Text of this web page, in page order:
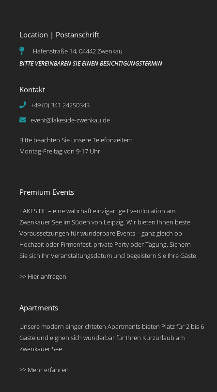
Location | Postanschrift
Hafenstraße 14, 04442 Zwenkau
BITTE VEREINBAREN SIE EINEN BESICHTIGUNGSTERMIN
Kontakt
+49 (0) 341 24250343
event@lakeside-zwenkau.de
Bitte beachten Sie unsere Telefonzeiten:
Montag-Freitag von 9-17 Uhr
Premium Events
LAKESIDE – eine wahrhaft einzigartige Eventlocation am
Zwenkauer See im Süden von Leipzig. Wir bieten Ihnen beste
Voraussetzungen für wunderbare Events – ganz gleich ob
Hochzeit oder Firmenfest, private Party oder Tagung. Sichern
Sie sich Ihr Veranstaltungsdatum und begeistern Sie Ihre Gäste.
>> Hier anfragen
Apartments
Unsere modern eingerichteten Apartments bieten Platz für 2 bis 6
Gäste und eignen sich wunderbar für Ihren Kurzurlaub am
Zwenkauer See.
>> Mehr erfahren